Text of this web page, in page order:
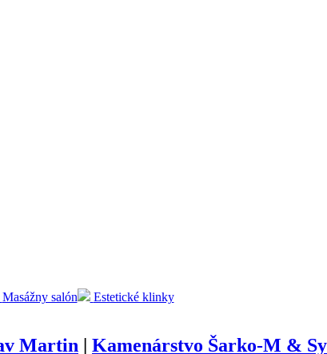
Masážny salón
Estetické klinky
Martin Kamenárstvo Šarko-M &